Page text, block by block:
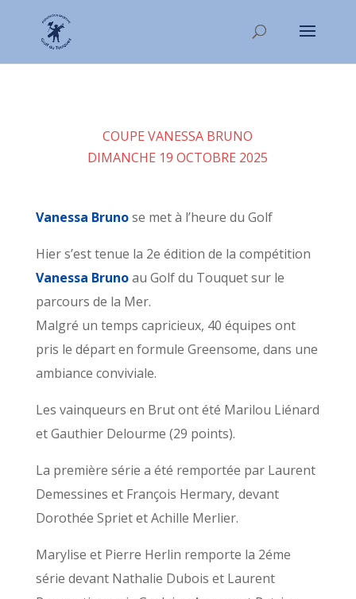
COUPE VANESSA BRUNO
DIMANCHE 19 OCTOBRE 2025
Vanessa Brunose met à l’heure du Golf
Hier s’est tenue la 2e édition de la compétition
Vanessa Brunoau Golf du Touquet sur le
parcours de la Mer.
Malgré un temps capricieux, 40 équipes ont
pris le départ en formule Greensome, dans une
ambiance conviviale.
Les vainqueurs en Brut ont été Marilou Liénard
et Gauthier Delourme (29 points).
La première série a été remportée par Laurent
Demessines et François Hermary, devant
Dorothée Spriet et Achille Merlier.
Marylise et Pierre Herlin remporte la 2éme
série devant Nathalie Dubois et Laurent